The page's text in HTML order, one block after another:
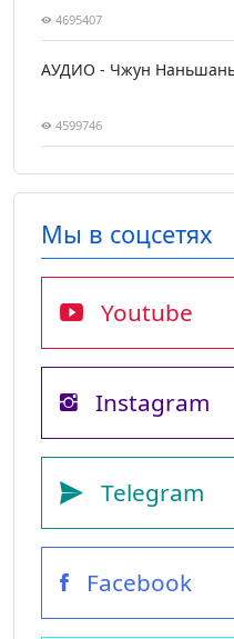
4695407
АУДИО - Чжун Наньшань,
4599746
Мы в соцсетях
Youtube
Instagram
Telegram
Facebook